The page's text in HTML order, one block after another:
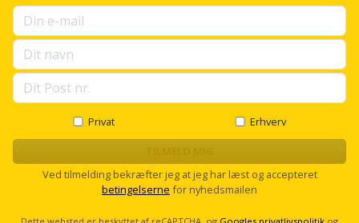
og
fundablokke
Lofter
Lofttrapper
Kiler
Kloakrenser
Kniv
hobbykniv
Koben
Diamantskæremaskine
Diamantslibertilbehør
Dykkerpistol
Excentersliber
Excenterslibertilbehør
Robotplæneklipper
tilbehør
Vandpumpe
Vertikalskærer
Vinduesvasker
Flagstænger
til
hus
og
r
u
p
s
e
l
l
o
Privat Erhverv
Ved tilmelding bekræfter jeg at jeg har læst og accepteret
betingelserne for nyhedsmailen